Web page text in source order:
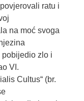
ratu i
na moć svoga
pobijedio zlo i
VI.
Cultus“ (br.